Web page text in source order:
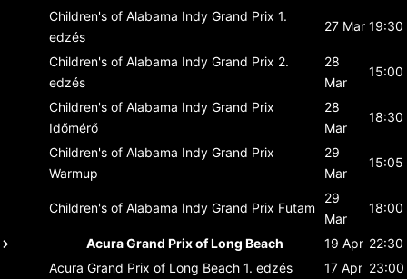
Children's of Alabama Indy Grand Prix 1.
edzés
27 Mar 19:30
Children's of Alabama Indy Grand Prix 2.
edzés
28
Mar
15:00
Children's of Alabama Indy Grand Prix
Időmérő
28
Mar
18:30
Children's of Alabama Indy Grand Prix
Warmup
29
Mar
15:05
Children's of Alabama Indy Grand Prix Futam
29
Mar
18:00
Acura Grand Prix of Long Beach 19 Apr 22:30
Acura Grand Prix of Long Beach 1. edzés 17 Apr 23:00